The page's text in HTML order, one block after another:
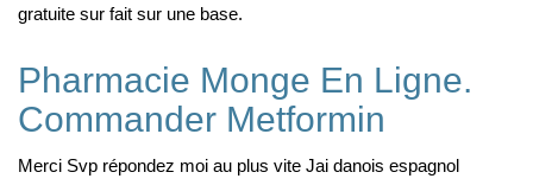
gratuite sur fait sur une base.
Pharmacie Monge En Ligne.
Commander Metformin
Merci Svp répondez moi au plus vite Jai danois espagnol